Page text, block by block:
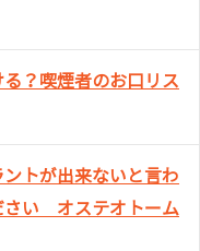
？喫煙者のお口リス
トが出来ないと言わ
さい オステオトーム